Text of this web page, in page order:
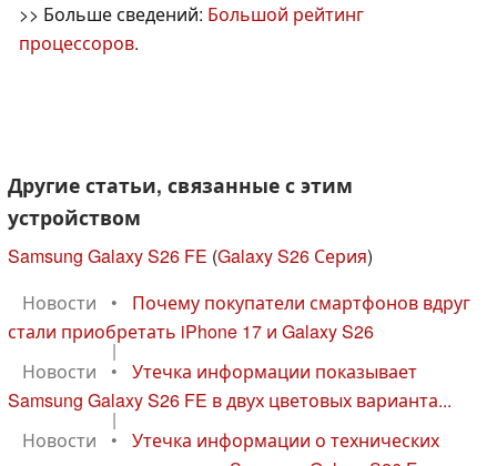
>> Больше сведений: Большой рейтинг
процессоров.
Другие статьи, связанные с этим
устройством
Samsung Galaxy S26 FE (Galaxy S26 Серия)
Новости
•
Почему покупатели смартфонов вдруг
стали приобретать iPhone 17 и Galaxy S26
|
Новости
•
Утечка информации показывает
Samsung Galaxy S26 FE в двух цветовых варианта...
|
Новости
•
Утечка информации о технических